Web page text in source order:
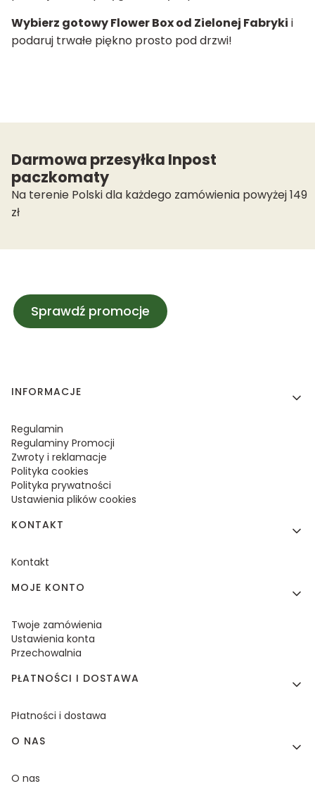
Wybierz gotowy Flower Box od Zielonej Fabryki i
podaruj trwałe piękno prosto pod drzwi!
Darmowa przesyłka Inpost
paczkomaty
Na terenie Polski dla każdego zamówienia powyżej 149
zł
Sprawdź promocje
Linki w stopce
INFORMACJE
Regulamin
Regulaminy Promocji
Zwroty i reklamacje
Polityka cookies
Polityka prywatności
Ustawienia plików cookies
KONTAKT
Kontakt
MOJE KONTO
Twoje zamówienia
Ustawienia konta
Przechowalnia
PŁATNOŚCI I DOSTAWA
Płatności i dostawa
O NAS
O nas